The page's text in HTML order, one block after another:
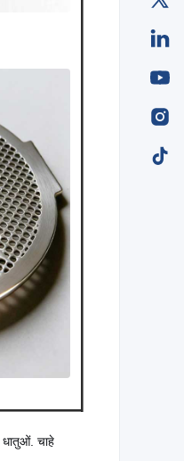
धातुओं. चाहे